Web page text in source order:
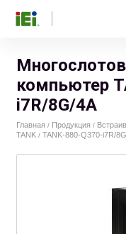
компьютер
i7R/8G/4A
Главная / Продукция /
TANK / TANK-880-Q370-i7R/